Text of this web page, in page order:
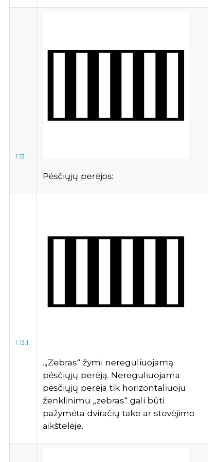
1.13
Pėsčiųjų perėjos:
1.13.1
.„Zebras“ žymi nereguliuojamą
pėsčiųjų perėją. Nereguliuojama
pėsčiųjų perėja tik horizontaliuoju
ženklinimu „zebras“ gali būti
pažymėta dviračių take ar stovėjimo
aikštelėje.